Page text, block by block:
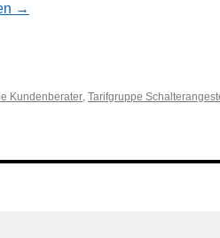
→
Kundenberater, Tarifgruppe